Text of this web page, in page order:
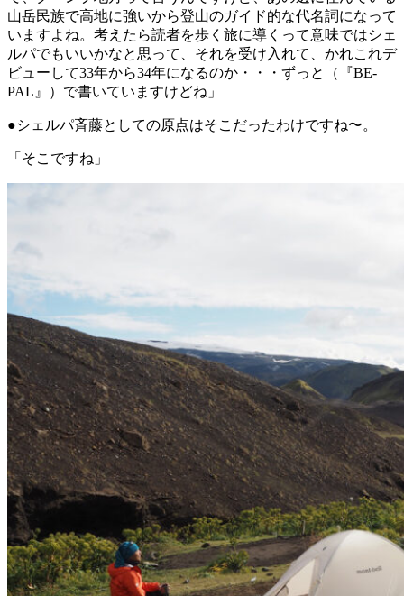
山岳民族で高地に強いから登山のガイド的な代名詞になって
いますよね。考えたら読者を歩く旅に導くって意味ではシェ
ルパでもいいかなと思って、それを受け入れて、かれこれデ
ビューして33年から34年になるのか・・・ずっと（『BE-
PAL』）で書いていますけどね」
●シェルパ斉藤としての原点はそこだったわけですね〜。
「そこですね」